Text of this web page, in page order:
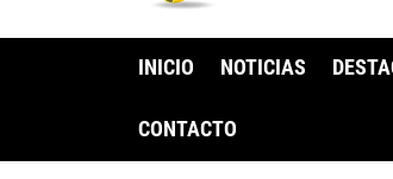
INICIO NOTICIAS
CONTACTO